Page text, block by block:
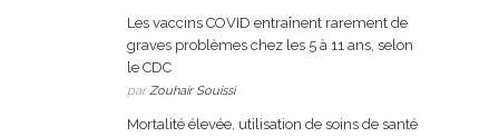
Les vaccins COVID entraînent rarement de
graves problèmes chez les 5 à 11 ans, selon
le CDC
parZouhair Souissi
Mortalité élevée, utilisation de soins de santé